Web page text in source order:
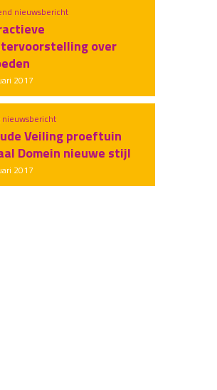
nieuwsbericht
Veiling proeftuin
Domein nieuwe stijl
2017
nieuwsbericht
over
2017